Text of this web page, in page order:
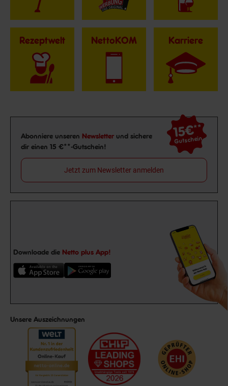
Rezeptwelt NettoKOM Karriere
Newsletter Anmeldung
Abonniere unseren Newsletter und sichere
dir einen 15 €**-Gutschein!
15€**
Gutschein
Jetzt zum Newsletter anmelden
Downloade die Netto plus App!
Unsere Auszeichnungen